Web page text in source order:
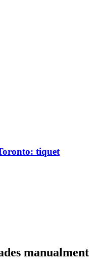
tiquet
manualment